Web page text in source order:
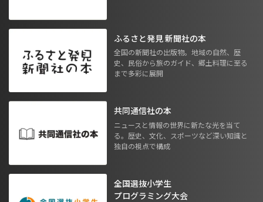
ふるさと発見 新聞社の本
全国の新聞社の出版物。地域の自然、歴
史、民俗から旅のガイド、郷土料理に至る
まで多彩に展開
共同通信社の本
ニュースと情報の世界に新たな光を当て
る。歴史、文化、スポーツなど深い知識と
独自の視点で構成
全国選抜小学生
プログラミング大会